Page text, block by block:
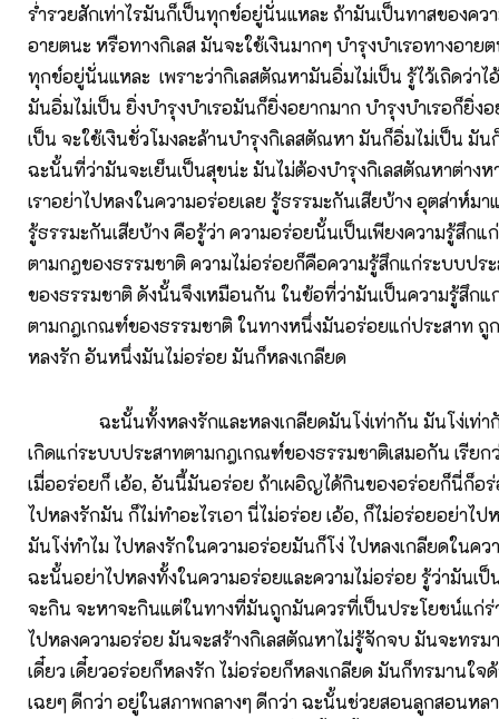
ร่ำรวยสักเท่าไรมันก็เป็นทุกข์อยู่นั่นแหละ ถ้ามันเป็นทาสของคว
อายตนะ หรือทางกิเลส มันจะใช้เงินมากๆ บำรุงบำเรอทางอาย
ทุกข์อยู่นั่นแหละ เพราะว่ากิเลสตัณหามันอิ่มไม่เป็น รู้ไว้เถิดว่า
มันอิ่มไม่เป็น ยิ่งบำรุงบำเรอมันก็ยิ่งอยากมาก บำรุงบำเรอก็ยิ่ง
เป็น จะใช้เงินชั่วโมงละล้านบำรุงกิเลสตัณหา มันก็อิ่มไม่เป็น มั
ฉะนั้นที่ว่ามันจะเย็นเป็นสุขน่ะ มันไม่ต้องบำรุงกิเลสตัณหาต่างห
เราอย่าไปหลงในความอร่อยเลย รู้ธรรมะกันเสียบ้าง อุตส่าห์ม
รู้ธรรมะกันเสียบ้าง คือรู้ว่า ความอร่อยนั้นเป็นเพียงความรู้สึกแ
ตามกฎของธรรมชาติ ความไม่อร่อยก็คือความรู้สึกแก่ระบบปร
ของธรรมชาติ ดังนั้นจึงเหมือนกัน ในข้อที่ว่ามันเป็นความรู้สึกแ
ตามกฎเกณฑ์ของธรรมชาติ ในทางหนึ่งมันอร่อยแก่ประสาท ถู
หลงรัก อันหนึ่งมันไม่อร่อย มันก็หลงเกลียด
ฉะนั้นทั้งหลงรักและหลงเกลียดมันโง่เท่ากัน มันโง่เท่ากั
เกิดแก่ระบบประสาทตามกฎเกณฑ์ของธรรมชาติเสมอกัน เรียก
เมื่ออร่อยก็ เอ้อ, อันนี้มันอร่อย ถ้าเผอิญได้กินของอร่อยก็นี่ก็อ
ไปหลงรักมัน ก็ไม่ทำอะไรเอา นี่ไม่อร่อย เอ้อ, ก็ไม่อร่อยอย่าไป
มันโง่ทำไม ไปหลงรักในความอร่อยมันก็โง่ ไปหลงเกลียดในคว
ฉะนั้นอย่าไปหลงทั้งในความอร่อยและความไม่อร่อย รู้ว่ามันเป็
จะกิน จะหาจะกินแต่ในทางที่มันถูกมันควรที่เป็นประโยชน์แก่ร่
ไปหลงความอร่อย มันจะสร้างกิเลสตัณหาไม่รู้จักจบ มันจะทรม
เดี๋ยว เดี๋ยวอร่อยก็หลงรัก ไม่อร่อยก็หลงเกลียด มันก็ทรมานใ
เฉยๆ ดีกว่า อยู่ในสภาพกลางๆ ดีกว่า ฉะนั้นช่วยสอนลูกสอนหล